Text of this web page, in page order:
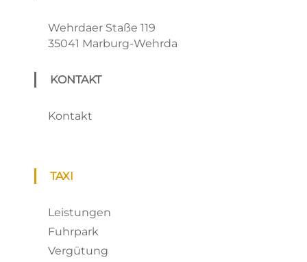
Wehrdaer Staße 119
35041 Marburg-Wehrda
KONTAKT
Kontakt
TAXI
Leistungen
Fuhrpark
Vergütung